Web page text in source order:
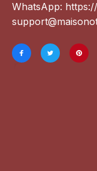
WhatsApp: